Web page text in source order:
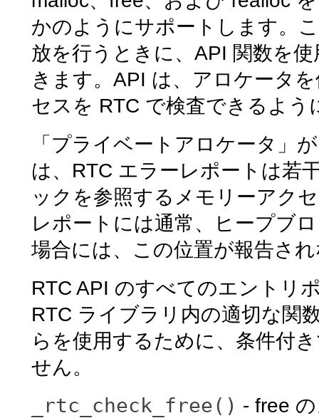
かのようにサポートします。
放を行うときに、API 関数を
きます。API は、アロケータ
セスを RTC で検査できるよう
「プライベートアロケータ」
は、RTC エラーレポートは若
ックを参照するメモリーアク
レポートには通常、ヒープブ
場合には、この位置が報告さ
RTC API のすべてのエントリ
RTC ライブラリ内の適切な関
らを使用するために、条件付
せん。
_rtc_check_free() - free